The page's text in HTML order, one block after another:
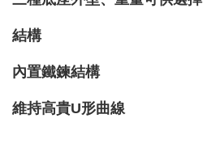
結構
內置鐵鍊結構
維持高貴U形曲線